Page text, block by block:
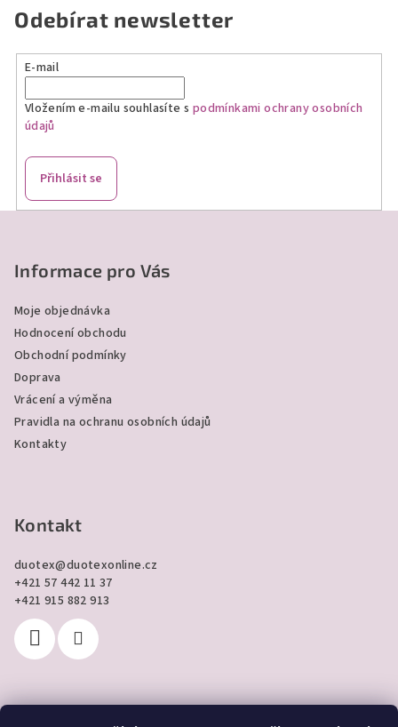
Odebírat newsletter
E-mail
Vložením e-mailu souhlasíte s podmínkami ochrany osobních
údajů
Přihlásit se
Informace pro Vás
Moje objednávka
Hodnocení obchodu
Obchodní podmínky
Doprava
Vrácení a výměna
Pravidla na ochranu osobních údajů
Kontakty
Kontakt
duotex@duotexonline.cz
+421 57 442 11 37
+421 915 882 913